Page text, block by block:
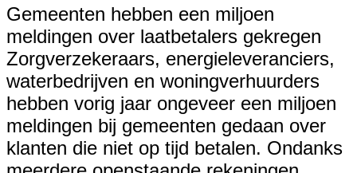
Gemeenten hebben een miljoen
meldingen over laatbetalers gekregen
Zorgverzekeraars, energieleveranciers,
waterbedrijven en woningverhuurders
hebben vorig jaar ongeveer een miljoen
meldingen bij gemeenten gedaan over
klanten die niet op tijd betalen. Ondanks